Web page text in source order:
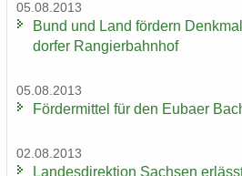
05.08.2013
Bund und Land för­dern
dor­fer Ran­gier­bahn­hof
05.08.2013
För­der­mit­tel für den Eu­ba­er
02.08.2013
Lan­des­di­rek­ti­on Sach­sen